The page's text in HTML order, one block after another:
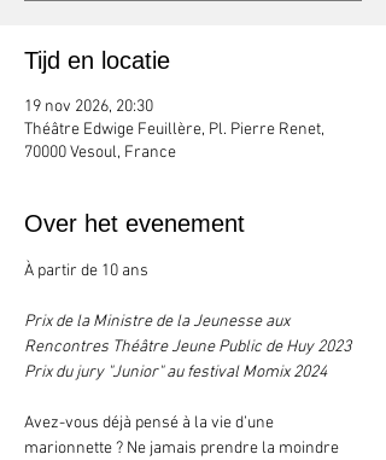
Tijd en locatie
19 nov 2026, 20:30
Théâtre Edwige Feuillère, Pl. Pierre Renet,
70000 Vesoul, France
Over het evenement
À partir de 10 ans
Prix de la Ministre de la Jeunesse aux
Rencontres Théâtre Jeune Public de Huy 2023
Prix du jury "Junior" au festival Momix 2024
Avez-vous déjà pensé à la vie d’une
marionnette ? Ne jamais prendre la moindre